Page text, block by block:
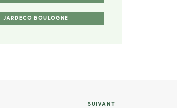
JARDECO BOULOGNE
SUIVANT